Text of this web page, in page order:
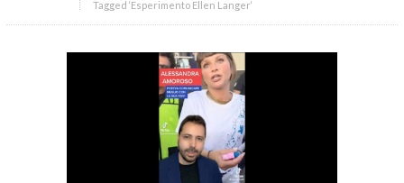
Tagged ‘Esperimento Ellen Langer‘